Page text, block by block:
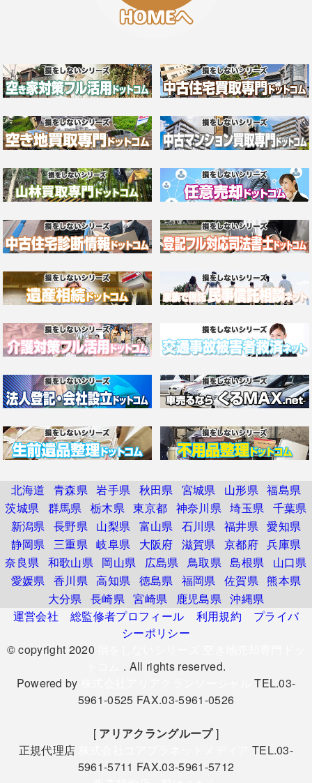
北海道 青森県 岩手県 秋田県 宮城県 山形県 福島県
茨城県 群馬県 栃木県 東京都 神奈川県 埼玉県 千葉県
新潟県 長野県 山梨県 富山県 石川県 福井県 愛知県
静岡県 三重県 岐阜県 大阪府 滋賀県 京都府 兵庫県
奈良県 和歌山県 岡山県 広島県 鳥取県 島根県
山口県
愛媛県 香川県 高知県 徳島県 福岡県 佐賀県 熊本県
大分県 長崎県 宮崎県 鹿児島県 沖縄県
運営会社
総監修者プロフィール 利用規約
プライバ
シーポリシー
© copyright 2020
. All rights reserved.
Powered by
TEL.03-
5961-0525 FAX.03-5961-0526
[ アリアクラングループ]
正規代理店
TEL.03-
5961-5711 FAX.03-5961-5712